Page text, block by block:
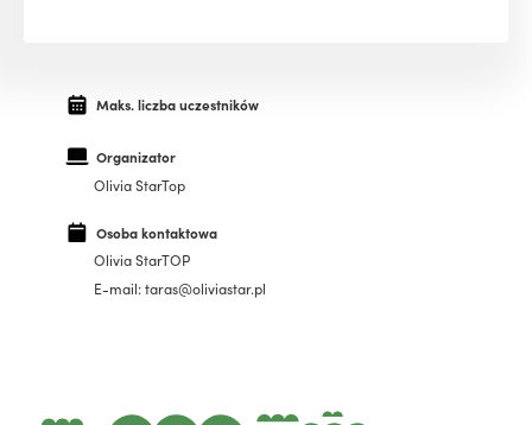
Maks. liczba uczestników
Organizator
Olivia StarTop
Osoba kontaktowa
Olivia StarTOP
E-mail: taras@oliviastar.pl